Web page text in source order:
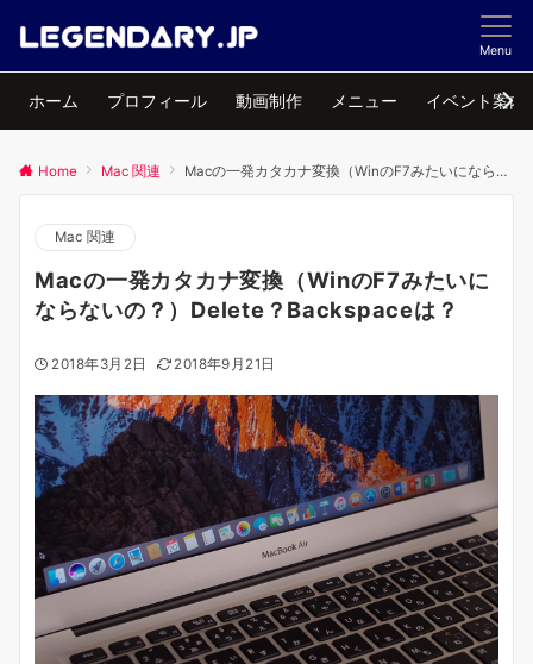
Menu
ホーム プロフィール 動画制作 メニュー イベント案内
Home Mac 関連 Macの一発カタカナ変換（WinのF7みたいにならないの？）Delete？Backspaceは？
Mac 関連
Macの一発カタカナ変換（WinのF7みたいに
ならないの？）Delete？Backspaceは？
2018年3月2日 2018年9月21日